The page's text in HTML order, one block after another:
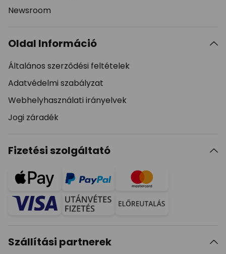
Newsroom
Oldal Információ
Általános szerződési feltételek
Adatvédelmi szabályzat
Webhelyhasználati irányelvek
Jogi záradék
Fizetési szolgáltató
Szállítási partnerek